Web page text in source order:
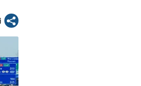
artykuł